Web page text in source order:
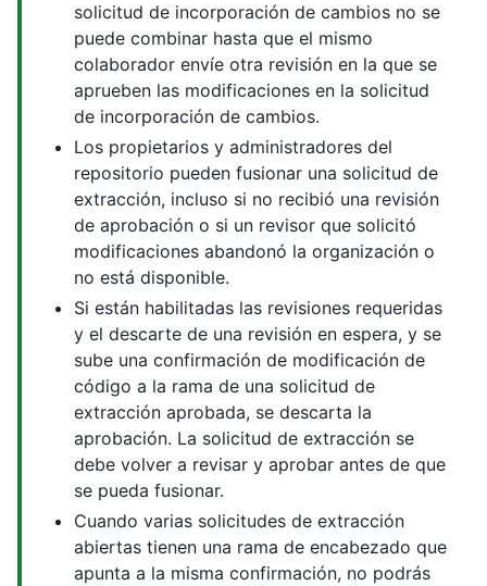
solicitud de incorporación de cambios no se
puede combinar hasta que el mismo
colaborador envíe otra revisión en la que se
aprueben las modificaciones en la solicitud
de incorporación de cambios.
Los propietarios y administradores del
repositorio pueden fusionar una solicitud de
extracción, incluso si no recibió una revisión
de aprobación o si un revisor que solicitó
modificaciones abandonó la organización o
no está disponible.
Si están habilitadas las revisiones requeridas
y el descarte de una revisión en espera, y se
sube una confirmación de modificación de
código a la rama de una solicitud de
extracción aprobada, se descarta la
aprobación. La solicitud de extracción se
debe volver a revisar y aprobar antes de que
se pueda fusionar.
Cuando varias solicitudes de extracción
abiertas tienen una rama de encabezado que
apunta a la misma confirmación, no podrás